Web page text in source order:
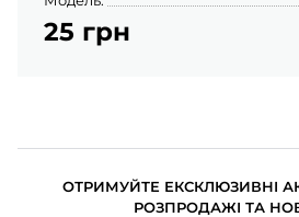
25 грн
ОТРИМУЙТЕ ЕКСКЛЮЗИВНІ
РОЗПРОДАЖІ ТА